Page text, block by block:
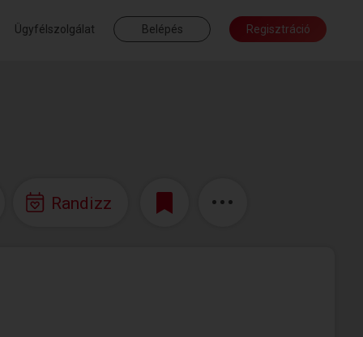
Ügyfélszolgálat Belépés Regisztráció
Randizz